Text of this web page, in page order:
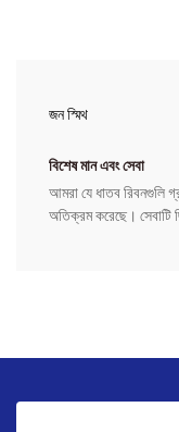
জন স্মিথ
বিশেষ মান এবং সেবা
আমরা যে ধাতব রিবনগুলি
অতিক্রম করেছে। সেবাটি